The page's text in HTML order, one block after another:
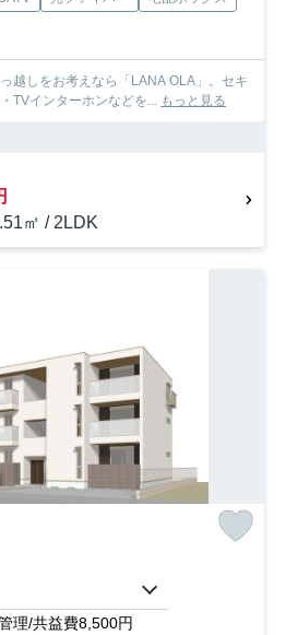
越しをお考えなら「LANA OLA」。セキ
TVインターホンなどを... もっと見る
㎡ / 2LDK
理/共益費8,500円